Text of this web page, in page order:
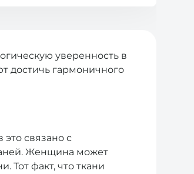
уверенность в
достичь гармоничного
связано с
Женщина может
факт, что ткани